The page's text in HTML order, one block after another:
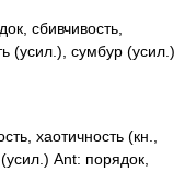
сбивчивость,
(усил.), сумбур (усил.)
хаотичность (кн.,
Ant: порядок,